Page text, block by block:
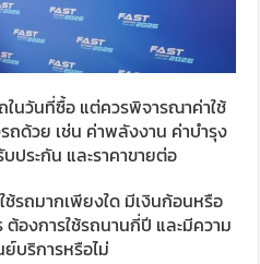
นวันที่ซื้อ แต่ควรพิจารณาค่าใช้
ด้วย เช่น ค่าพลังงาน ค่าบำรุง
บประกัน และราคาขายต่อ
รถมากเพียงใด มีเงินก้อนหรือ
ต้องการใช้รถนานกี่ปี และมีความ
บริการหรือไม่